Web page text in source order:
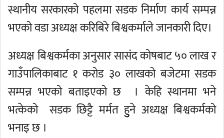
स्थानीय सरकारको पहलमा सडक निर्माण कार्य सम्पन्न
भएको वडा अध्यक्ष करिबिरे बिश्वकर्माले जानकारी दिए।
अध्यक्ष बिश्वकर्मका अनुसार सासंद कोषबाट ५० लाख र
गाउँपालिकाबाट १ करोड ३० लाखको बजेटमा सडक
सम्पन्न भएको बताइएको छ । केहि स्थानमा भने
भत्केको सडक छिट्टै मर्मत हुुुने अध्यक्ष बिश्वकर्मको
भनाइ छ ।